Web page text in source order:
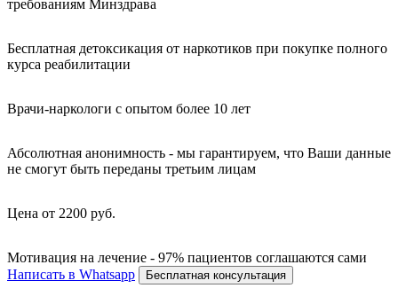
требованиям Минздрава
Бесплатная детоксикация от наркотиков при покупке полного
курса реабилитации
Врачи-наркологи с опытом более 10 лет
Абсолютная анонимность - мы гарантируем, что Ваши данные
не смогут быть переданы третьим лицам
Цена от 2200 руб.
Мотивация на лечение - 97% пациентов соглашаются сами
Написать в Whatsapp
Бесплатная консультация